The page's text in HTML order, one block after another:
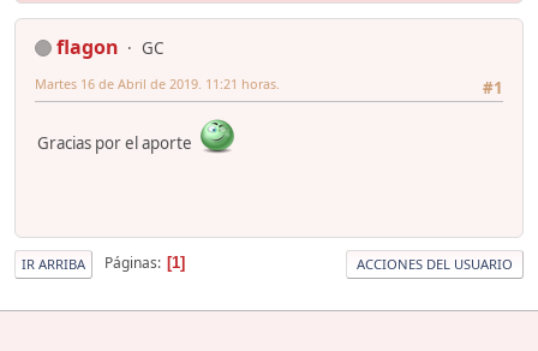
flagon
GC
#1
Martes 16 de Abril de 2019. 11:21 horas.
Gracias por el aporte
IR ARRIBA Páginas 1 ACCIONES DEL USUARIO